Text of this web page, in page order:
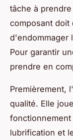
tâche à
composant doit
d'endommager
Pour garantir
prendre en
Premièrement,
qualité. Elle
lubrification et